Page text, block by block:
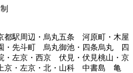
駅周辺・烏丸五条 河原町・木屋
・先斗町 烏丸御池・四条烏丸 四
・左京・西京 伏見・伏見桃山・京
京・左京・北・山科 中書島 亀